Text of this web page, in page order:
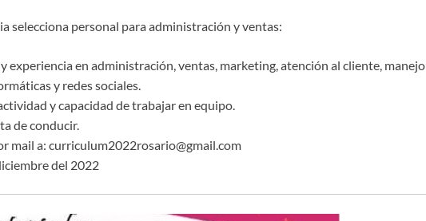
selecciona personal para administración y ventas:
experiencia en administración, ventas, marketing, atención al cliente, manejo
y redes sociales.
y capacidad de trabajar en equipo.
de conducir.
mail a: curriculum2022rosario@gmail.com
del 2022